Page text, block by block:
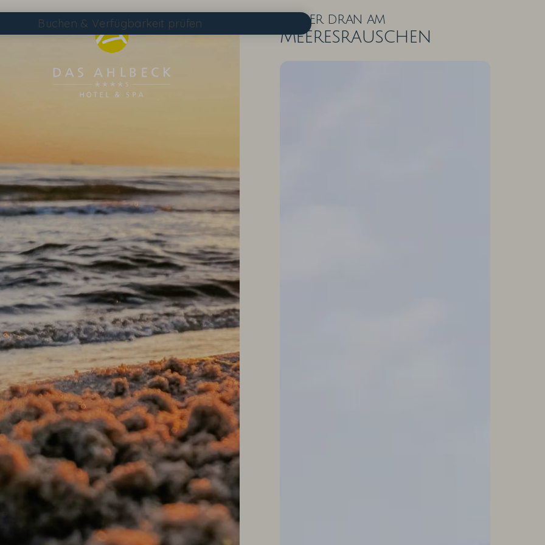
Buchen & Verfügbarkeit prüfen
Suchen
DAS AHLBECK ÜBERSICHTSSEITE
WETTER & WEBCAM
WISSENSWERTES
EVENTS IM HOTEL
TAGEN & FEIERN
Näher dran am
Meeresrauschen